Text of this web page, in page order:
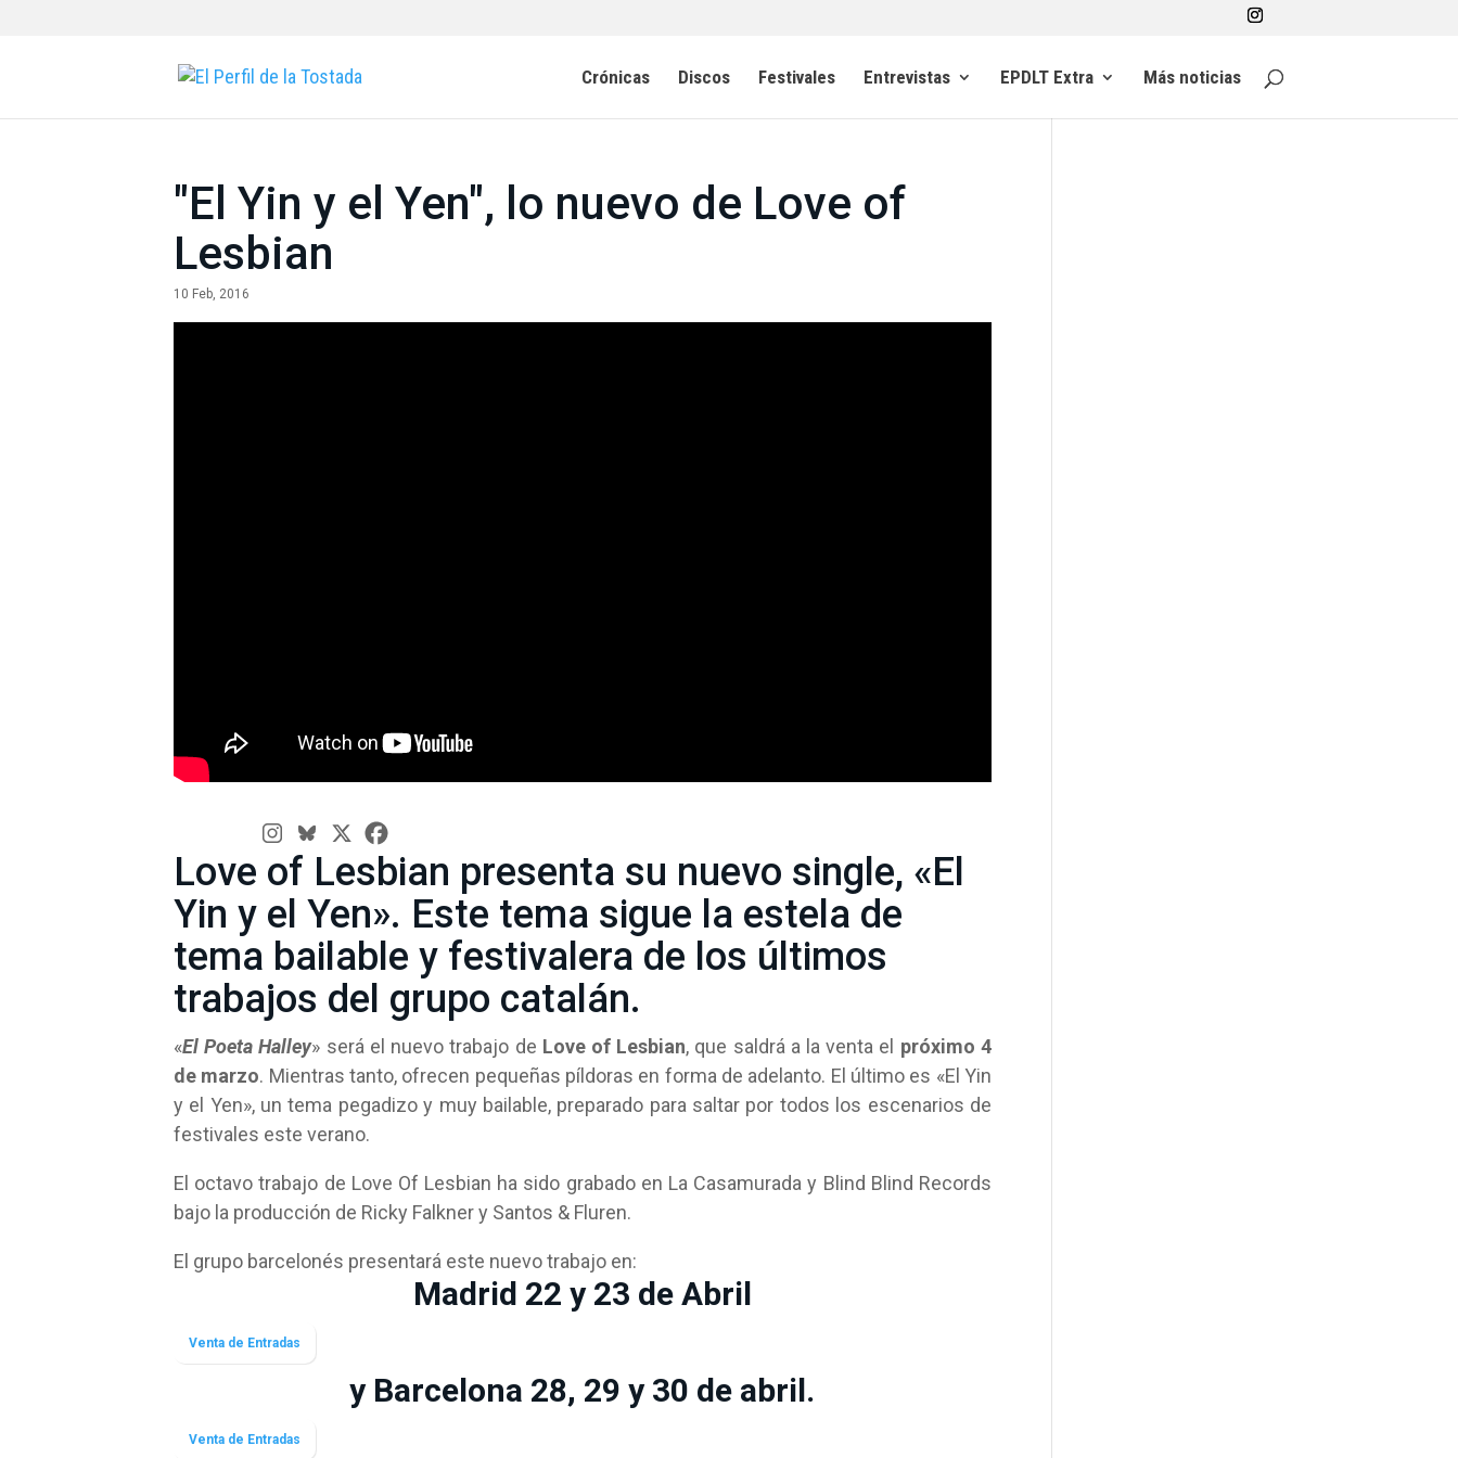
Crónicas Discos Festivales Entrevistas EPDLT Extra Más noticias
"El Yin y el Yen", lo nuevo de Love of
Lesbian
10 Feb, 2016
Love of Lesbian presenta su nuevo single, «El
Yin y el Yen». Este tema sigue la estela de
tema bailable y festivalera de los últimos
trabajos del grupo catalán.
«El Poeta Halley» será el nuevo trabajo de Love of Lesbian, que saldrá a la venta el próximo 4
de marzo. Mientras tanto, ofrecen pequeñas píldoras en forma de adelanto. El último es «El Yin
y el Yen», un tema pegadizo y muy bailable, preparado para saltar por todos los escenarios de
festivales este verano.
El octavo trabajo de Love Of Lesbian ha sido grabado en La Casamurada y Blind Blind Records
bajo la producción de Ricky Falkner y Santos & Fluren.
El grupo barcelonés presentará este nuevo trabajo en:
Madrid 22 y 23 de Abril
Venta de Entradas
y Barcelona 28, 29 y 30 de abril.
Venta de Entradas